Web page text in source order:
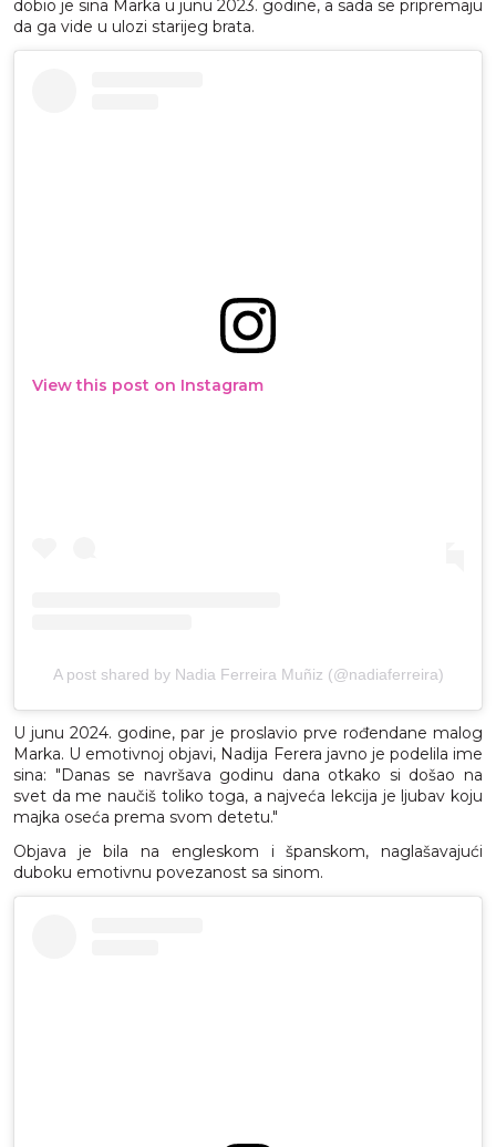
dobio je sina Marka u junu 2023. godine, a sada se pripremaju
da ga vide u ulozi starijeg brata.
View this post on Instagram
A post shared by Nadia Ferreira Muñiz (@nadiaferreira)
U junu 2024. godine, par je proslavio prve rođendane malog
Marka. U emotivnoj objavi, Nadija Ferera javno je podelila ime
sina: "Danas se navršava godinu dana otkako si došao na
svet da me naučiš toliko toga, a najveća lekcija je ljubav koju
majka oseća prema svom detetu."
Objava je bila na engleskom i španskom, naglašavajući
duboku emotivnu povezanost sa sinom.